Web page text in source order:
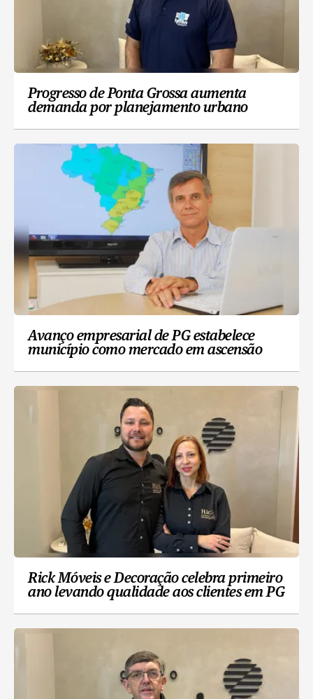
Progresso de Ponta Grossa aumenta
demanda por planejamento urbano
Avanço empresarial de PG estabelece
município como mercado em ascensão
Rick Móveis e Decoração celebra primeiro
ano levando qualidade aos clientes em PG